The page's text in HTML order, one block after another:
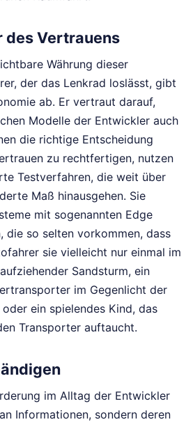
des Vertrauens
Währung dieser
der das Lenkrad loslässt, gibt
ab. Er vertraut darauf,
Modelle der Entwickler auch
die richtige Entscheidung
zu rechtfertigen, nutzen
Testverfahren, die weit über
Maß hinausgehen. Sie
mit sogenannten Edge
die so selten vorkommen, dass
sie vielleicht nur einmal im
Sandsturm, ein
im Gegenlicht der
ein spielendes Kind, das
Transporter auftaucht.
im Alltag der Entwickler
Informationen, sondern deren